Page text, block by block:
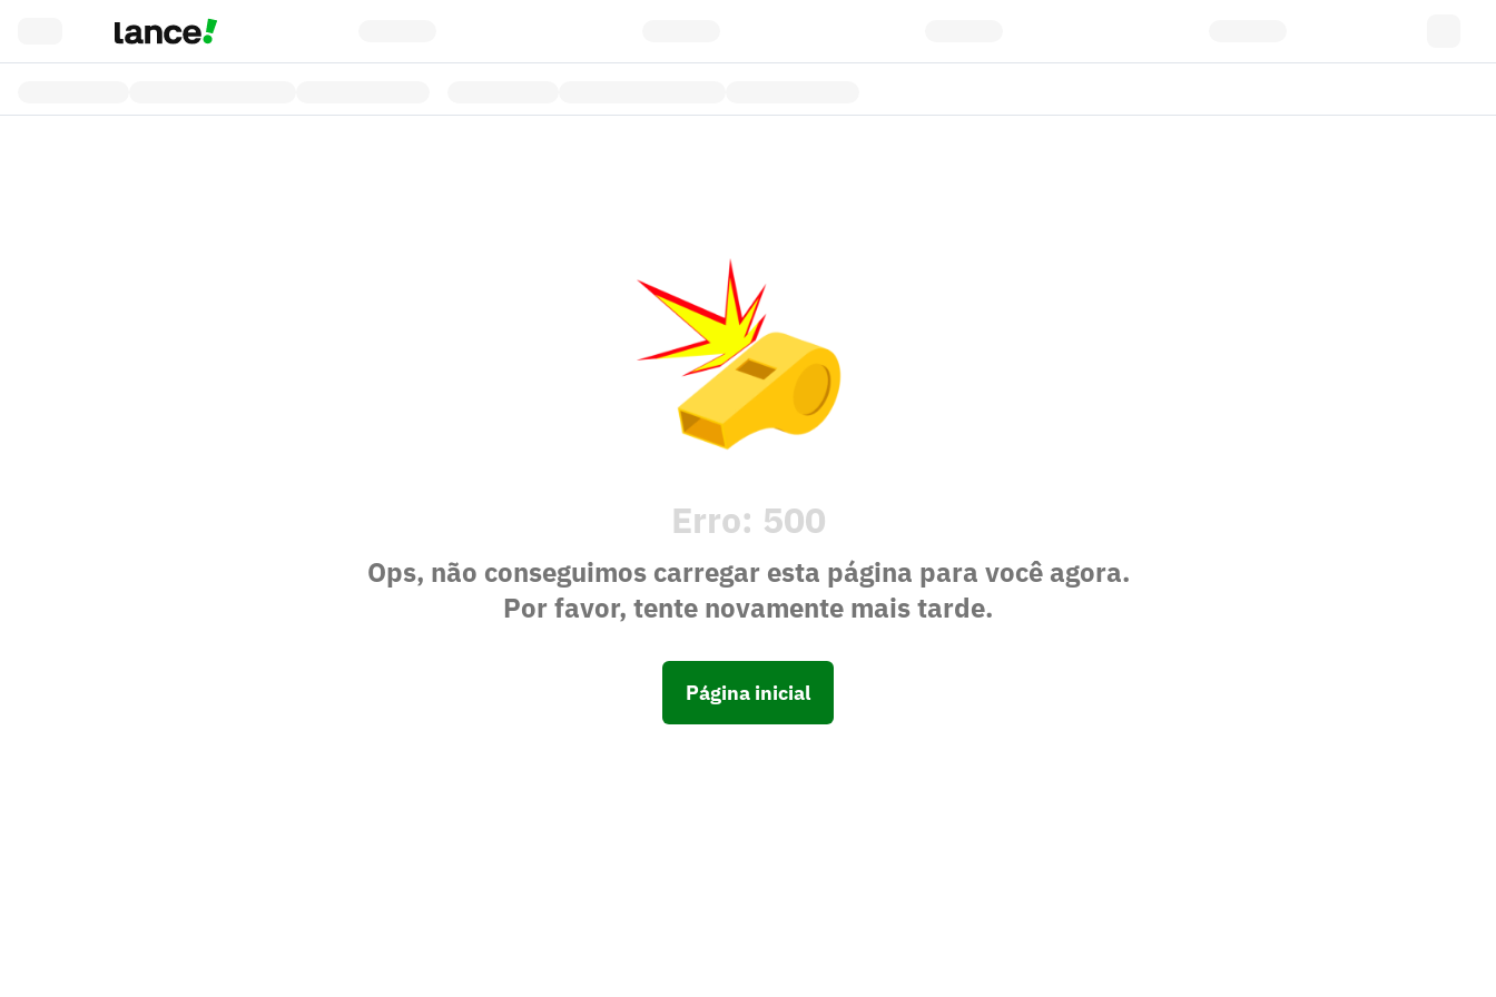
Erro: 500
Ops, não conseguimos carregar esta página para você agora.
Por favor, tente novamente mais tarde.
Página inicial